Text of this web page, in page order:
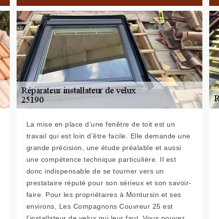
La mise en place d’une fenêtre de toit est un
travail qui est loin d’être facile. Elle demande une
grande précision, une étude préalable et aussi
une compétence technique particulière. Il est
donc indispensable de se tourner vers un
prestataire réputé pour son sérieux et son savoir-
faire. Pour les propriétaires à Montursin et ses
environs, Les Compagnons Couvreur 25 est